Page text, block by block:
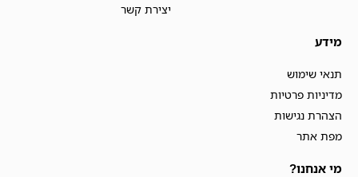
יצירת קשר
מידע
תנאי שימוש
מדיניות פרטיות
הצהרת נגישות
מפת אתר
מי אנחנו?